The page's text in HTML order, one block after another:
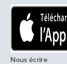
Nous écrire